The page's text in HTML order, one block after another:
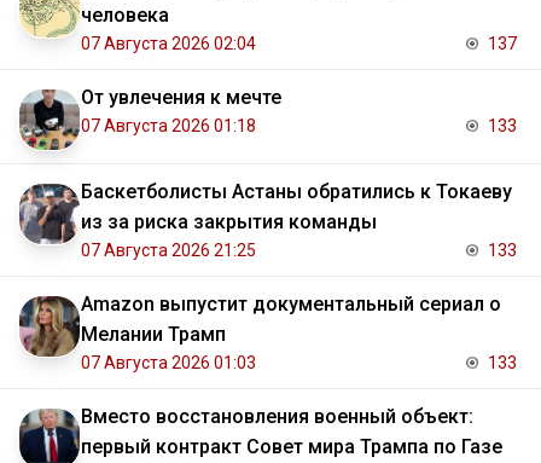
человека
07 Августа 2026 02:04 137
От увлечения к мечте
07 Августа 2026 01:18 133
Баскетболисты Астаны обратились к Токаеву
из за риска закрытия команды
07 Августа 2026 21:25 133
Amazon выпустит документальный сериал о
Мелании Трамп
07 Августа 2026 01:03 133
Вместо восстановления военный объект:
первый контракт Совет мира Трампа по Газе